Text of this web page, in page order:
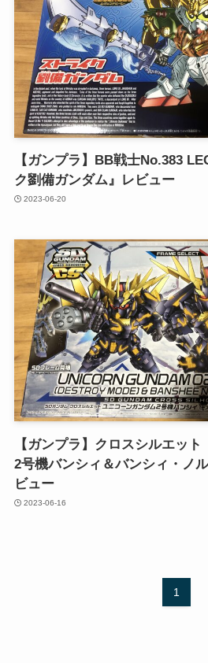
【ガンプラ】BB戦士No.383
ク劉備ガンダム』レビュー
2023-06-20
【ガンプラ】クロスシルエッ
2号機バンシィ＆バンシィ・ノ
ビュー
2023-06-16
1